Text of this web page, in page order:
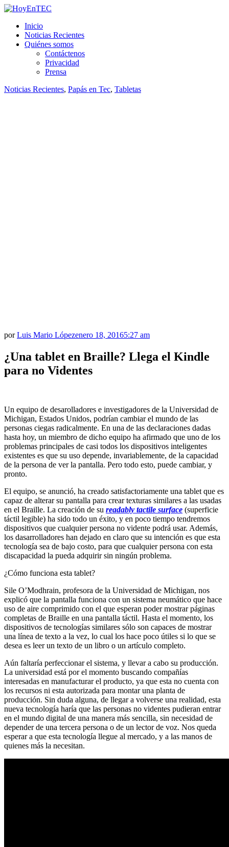
Saltar
contenido.
Inicio
Noticias Recientes
Quiénes somos
Contáctenos
Privacidad
Prensa
Noticias Recientes, Papás en Tec, Tabletas
porLuis Mario Lópezenero 18, 20165:27 am
¿Una tablet en Braille? Llega el Kindle
para no Videntes
Un equipo de desarolladores e investigadores de la Universidad de
Michigan, Estados Unidos, podrían cambiar el mundo de las
personas ciegas radicalmente. En una de las declaraciones dadas
hasta hoy, un miembro de dicho equipo ha afirmado que uno de los
problemas principales de casi todos los dispositivos inteligentes
existentes es que su uso depende, invariablemente, de la capacidad
de la persona de ver la pantalla. Pero todo esto, puede cambiar, y
pronto.
El equipo, se anunció, ha creado satisfactoriamente una tablet que es
capaz de alterar su pantalla para crear texturas similares a las usadas
en el Braille. La creación de su readably tactile surface (superficie
táctil legible) ha sido todo un éxito, y en poco tiempo tendremos
dispositivos que cualquier persona no vidente podrá usar. Además,
los dasarrolladores han dejado en claro que su intención es que esta
tecnología sea de bajo costo, para que cualquier persona con esta
discapacidad la pueda adquirir sin ningún problema.
¿Cómo funciona esta tablet?
Sile O’Modhrain, profesora de la Universidad de Michigan, nos
explicó que la pantalla funciona con un sistema neumático que hace
uso de aire comprimido con el que esperan poder mostrar páginas
completas de Braille en una pantalla táctil. Hasta el momento, los
dispositivos de tecnologías similares sólo son capaces de mostrar
una línea de texto a la vez, lo cual los hace poco útiles si lo que se
desea es leer un texto de un libro o un artículo completo.
Aún faltaría perfeccionar el sistema, y llevar a cabo su producción.
La universidad está por el momento buscando compañías
interesadas en manufacturar el producto, ya que esta no cuenta con
los recursos ni esta autorizada para montar una planta de
producción. Sin duda alguna, de llegar a volverse una realidad, esta
nueva tecnología haría que las personas no videntes pudieran entrar
en el mundo digital de una manera más sencilla, sin necesidad de
depender de una tercera persona o de un lector de voz. Nos queda
esperar a que esta tecnología llegue al mercado, y a las manos de
quienes más la necesitan.